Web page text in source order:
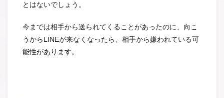
とはないでしょう。
今までは相手から送られてくることがあったのに、向こ
うからLINEが来なくなったら、相手から嫌われている可
能性があります。